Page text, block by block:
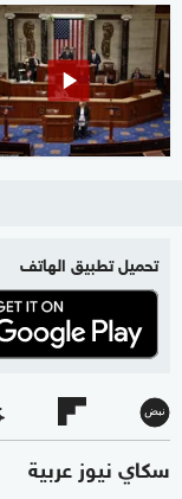
تحميل تطبيق الهاتف
سكاي نيوز عربية